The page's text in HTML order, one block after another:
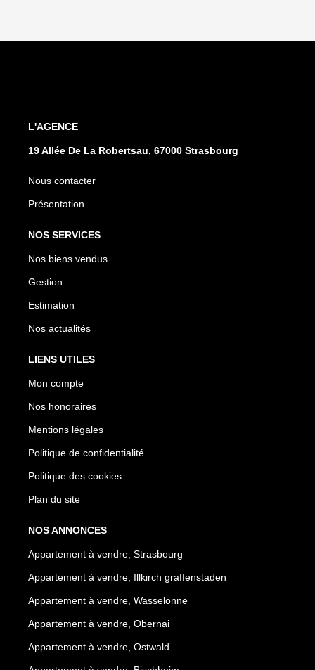
L'AGENCE
19 Allée De La Robertsau, 67000 Strasbourg
Nous contacter
Présentation
NOS SERVICES
Nos biens vendus
Gestion
Estimation
Nos actualités
LIENS UTILES
Mon compte
Nos honoraires
Mentions légales
Politique de confidentialité
Politique des cookies
Plan du site
NOS ANNONCES
Appartement à vendre, Strasbourg
Appartement à vendre, Illkirch graffenstaden
Appartement à vendre, Wasselonne
Appartement à vendre, Obernai
Appartement à vendre, Ostwald